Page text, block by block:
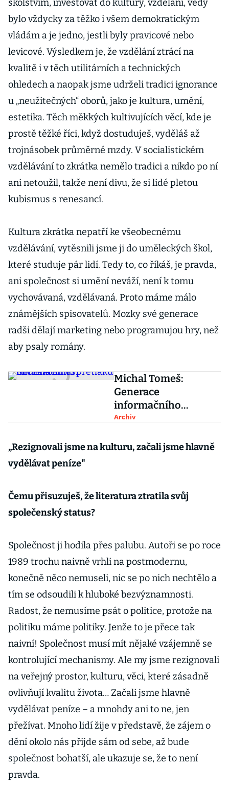
školstvím, investovat do kultury, vzdělání, vědy
bylo vždycky za těžko i všem demokratickým
vládám a je jedno, jestli byly pravicové nebo
levicové. Výsledkem je, že vzdělání ztrácí na
kvalitě i v těch utilitárních a technických
ohledech a naopak jsme udrželi tradici ignorance
u „neužitečných“ oborů, jako je kultura, umění,
estetika. Těch měkkých kultivujících věcí, kde je
prostě těžké říci, když dostuduješ, vyděláš až
trojnásobek průměrné mzdy. V socialistickém
vzdělávání to zkrátka nemělo tradici a nikdo po ní
ani netoužil, takže není divu, že si lidé pletou
kubismus s renesancí.
Kultura zkrátka nepatří ke všeobecnému
vzdělávání, vytěsnili jsme ji do uměleckých škol,
které studuje pár lidí. Tedy to, co říkáš, je pravda,
ani společnost si umění neváží, není k tomu
vychovávaná, vzdělávaná. Proto máme málo
známějších spisovatelů. Mozky své generace
radši dělají marketing nebo programujou hry, než
aby psaly romány.
Michal Tomeš:
Generace
informačního
přetlaku
Archiv
„Rezignovali jsme na kulturu, začali jsme hlavně
vydělávat peníze"
Čemu přisuzuješ, že literatura ztratila svůj
společenský status?
Společnost ji hodila přes palubu. Autoři se po roce
1989 trochu naivně vrhli na postmodernu,
konečně něco nemuseli, nic se po nich nechtělo a
tím se odsoudili k hluboké bezvýznamnosti.
Radost, že nemusíme psát o politice, protože na
politiku máme politiky. Jenže to je přece tak
naivní! Společnost musí mít nějaké vzájemně se
kontrolující mechanismy. Ale my jsme rezignovali
na veřejný prostor, kulturu, věci, které zásadně
ovlivňují kvalitu života… Začali jsme hlavně
vydělávat peníze – a mnohdy ani to ne, jen
přežívat. Mnoho lidí žije v představě, že zájem o
dění okolo nás přijde sám od sebe, až bude
společnost bohatší, ale ukazuje se, že to není
pravda.